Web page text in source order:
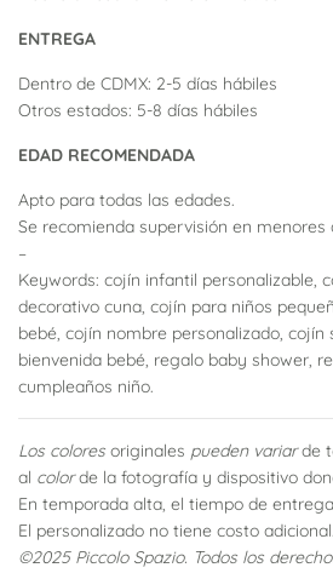
ENTREGA
Dentro de CDMX: 2-5 días hábiles
Otros estados: 5-8 días hábiles
EDAD RECOMENDADA
Apto para todas las edades.
Se recomienda supervisión en menores
–
Keywords: cojín infantil personalizable,
decorativo cuna, cojín para niños
bebé, cojín nombre personalizado, cojín
bienvenida bebé, regalo baby shower,
cumpleaños niño.
Los colores originales pueden variarde
al colorde la fotografía y dispositivo
En temporada alta, el tiempo de
El personalizado no tiene costo adicional.
©2025 Piccolo Spazio. Todos los